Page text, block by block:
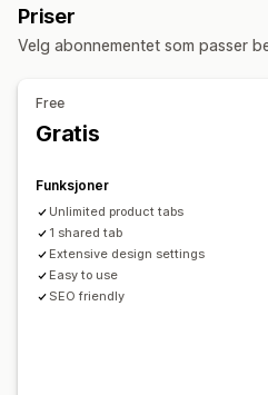
Priser
Velg abonnementet som passer
Free
Gratis
Funksjoner
Unlimited product tabs
1 shared tab
Extensive design settings
Easy to use
SEO friendly